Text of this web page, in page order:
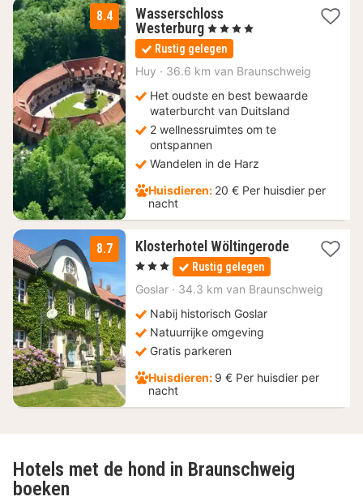
8.4
Wasserschloss
Westerburg 1
nacht
vanaf
125
, 4 Sterren
Rustig gelegen
Huy · 36.6 km van Braunschweig
Het oudste en best bewaarde
waterburcht van Duitsland
2 wellnessruimtes om te
ontspannen
Wandelen in de Harz
Huisdieren: 20 € Per huisdier per
nacht
8.7
Klosterhotel Wöltingerode
1
nacht
vanaf
€
, 3 Sterren Rustig gelegen
Goslar · 34.3 km van Braunschweig
Nabij historisch Goslar
Natuurrijke omgeving
Gratis parkeren
Huisdieren: 9 € Per huisdier per
nacht
Hotels met de hond in Braunschweig
boeken